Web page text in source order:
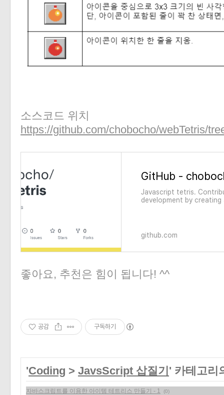
소스코드 위치
https://github.com/chobocho/webTetris/
Javascript tetris.
development by
github.com
좋아요, 추천은 힘이 됩니다! ^^
공감 구독하기
'Coding > JavsScript 삽질기 ' 카테고리
자바스크립트를 이용한 아이템 테트리스 만들기 - 1 (0)